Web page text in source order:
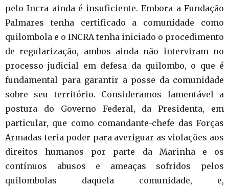
pelo Incra ainda é insuficiente. Embora a Fundação
Palmares tenha certificado a comunidade como
quilombola e o INCRA tenha iniciado o procedimento
de regularização, ambos ainda não interviram no
processo judicial em defesa da quilombo, o que é
fundamental para garantir a posse da comunidade
sobre seu território. Consideramos lamentável a
postura do Governo Federal, da Presidenta, em
particular, que como comandante-chefe das Forças
Armadas teria poder para averiguar as violações aos
direitos humanos por parte da Marinha e os
contínuos abusos e ameaças sofridos pelos
quilombolas daquela comunidade, e,